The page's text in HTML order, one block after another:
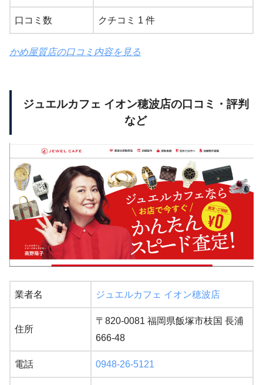
口コミ数 クチコミ 1 件
かめ屋質店の口コミ内容を見る
ジュエルカフェ イオン穂波店の口コミ・評判
など
業者名 ジュエルカフェ イオン穂波店
住所
〒820-0081 福岡県飯塚市枝国 長浦
666-48
電話 0948-26-5121